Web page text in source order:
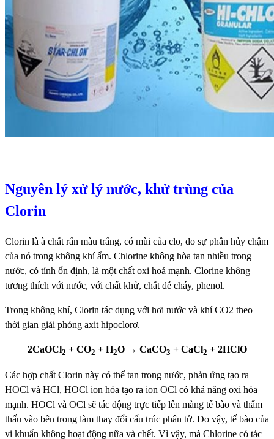
Nguyên lý xử lý nước, khử trùng của
Clorin
Clorin là à chất rắn màu trắng, có mùi của clo, do sự phân hủy chậm
của nó trong không khí ẩm. Chlorine không hòa tan nhiều trong
nước, có tính ổn định, là một chất oxi hoá mạnh. Clorine không
tương thích với nước, với chất khử, chất dễ cháy, phenol.
Trong không khí, Clorin tác dụng với hơi nước và khí CO2 theo
thời gian giải phóng axit hipoclorơ.
2CaOCl2 + CO2 + H2O → CaCO3 + CaCl2 + 2HClO
Các hợp chất Clorin này có thể tan trong nước, phản ứng tạo ra
HOCl và HCl, HOCl ion hóa tạo ra ion OCl có khả năng oxi hóa
mạnh. HOCl và OCl sẽ tác động trực tiếp lên màng tế bào và thẩm
thấu vào bên trong làm thay đổi cấu trúc phân tử. Do vậy, tế bào của
vi khuẩn không hoạt động nữa và chết. Vì vậy, mà Chlorine có tác